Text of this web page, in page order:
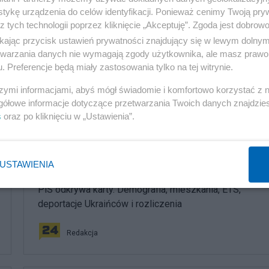
na pięcie i pójdą robić swoje na ulicach. Ale Salon24
w nadchodzących wydarzeniach.
30 Obserwuj notkę
Polityka
PiS odkrywa karty. Demografia, mieszkania, ETS,
deportacje Ukraińców i rozliczenia
Redakcja
urządzenia do celów identyfikacji. Ponieważ cenimy Twoją
tych technologii poprzez kliknięcie „Akceptuję”. Zgoda jest
przycisk ustawień prywatności znajdujący się w lewym
danych nie wymagają zgody użytkownika, ale masz
Preferencje będą miały zastosowania tylko na tej witrynie.
informacjami, abyś mógł świadomie i komfortowo korzystać z
informacje dotyczące przetwarzania Twoich danych
oraz po kliknięciu w „Ustawienia”.
USTAWIENIA